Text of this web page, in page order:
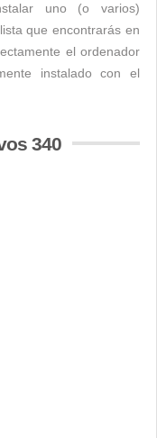
uno (o varios)
que encontrarás en
el ordenador
instalado con el
340